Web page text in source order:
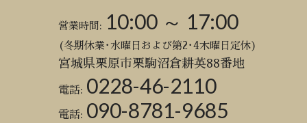
営業時間: 10:00 ～ 17:00
(冬期休業･水曜日および第2･4木曜日定休)
宮城県栗原市栗駒沼倉耕英88番地
電話: 0228-46-2110
電話: 090-8781-9685